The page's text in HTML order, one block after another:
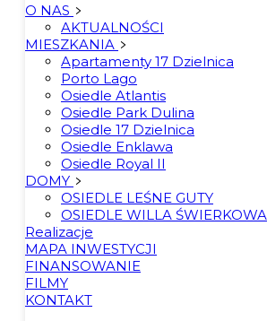
O NAS
AKTUALNOŚCI
MIESZKANIA
Apartamenty 17 Dzielnica
Porto Lago
Osiedle Atlantis
Osiedle Park Dulina
Osiedle 17 Dzielnica
Osiedle Enklawa
Osiedle Royal II
DOMY
OSIEDLE LEŚNE GUTY
OSIEDLE WILLA ŚWIERKOWA
Realizacje
MAPA INWESTYCJI
FINANSOWANIE
FILMY
KONTAKT